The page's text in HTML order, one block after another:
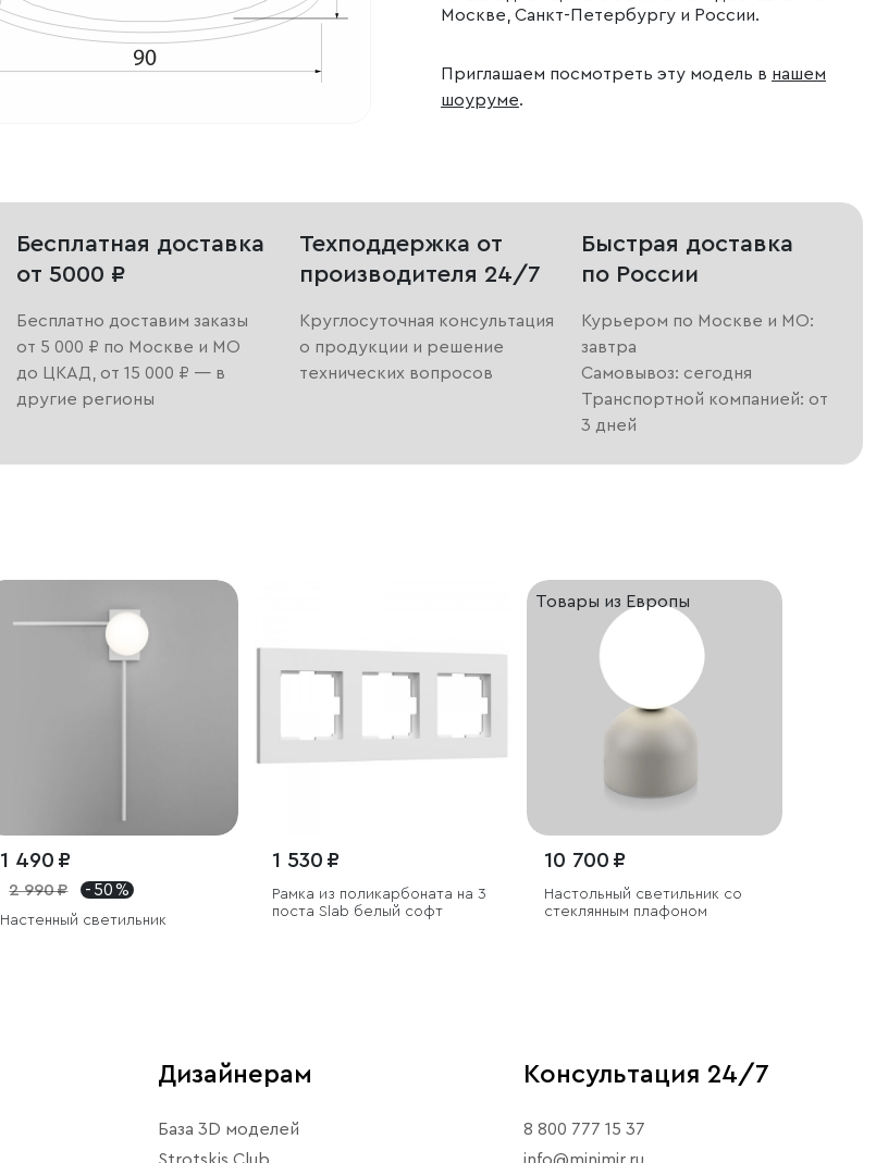
Москве, Санкт-Петербургу и России.
Приглашаем посмотреть эту модель в нашем
шоуруме.
Бесплатная доставка
от 5000 ₽
Бесплатно доставим заказы
от 5 000 ₽ по Москве и МО
до ЦКАД, от 15 000 ₽ — в
другие регионы
Техподдержка от
производителя 24/7
Круглосуточная консультация
о продукции и решение
технических вопросов
Быстрая доставка
по России
Курьером по Москве и МО:
завтра
Самовывоз: сегодня
Транспортной компанией: от
3 дней
1 490 ₽
2 990 ₽ - 50 %
Настенный светильник
1 530 ₽
Рамка из поликарбоната на 3
поста Slab белый софт
Товары из Европы
10 700 ₽
Настольный светильник со
стеклянным плафоном
Дизайнерам
База 3D моделей
Strotskis Club
Консультация 24/7
8 800 777 15 37
info@minimir.ru